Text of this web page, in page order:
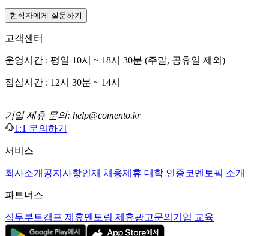
현직자에게 질문하기
고객센터
운영시간 : 평일 10시 ~ 18시 30분 (주말, 공휴일 제외)
점심시간 : 12시 30분 ~ 14시
기업 제휴 문의: help@comento.kr
1:1 문의하기
서비스
회사소개 공지사항인재 채용제휴 대학 인증코멘토픽 소개
파트너스
직무부트캠프 제휴멘토링 제휴광고문의 기업 교육